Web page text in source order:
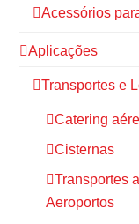
Acessórios
Aplicações
Transportes e
Catering
Cisternas
Transportes
Aeroportos